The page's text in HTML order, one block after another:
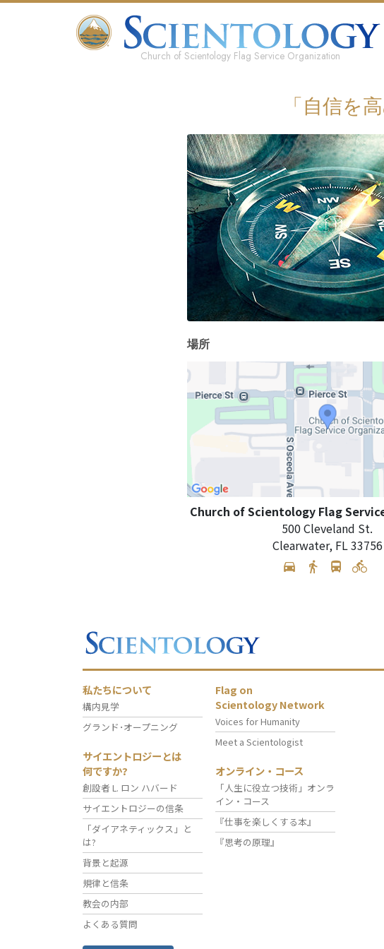
Church of Scientology Flag Service Organization
「自信を
場所
Church of Scientology Flag
500 Cleveland St.
Clearwater, FL33756
私たちについて
構内見学
グランド･オープニング
サイエントロジーとは
何ですか?
創設者 L. ロン ハバード
サイエントロジーの信条
「ダイアネティックス」と
は?
背景と起源
規律と信条
教会の内部
よくある質問
Flag on
Scientology Network
Voices for Humanity
Meet a Scientologist
オンライン・コース
「人生に役立つ技術」オンラ
イン・コース
『仕事を楽しくする本』
『思考の原理』